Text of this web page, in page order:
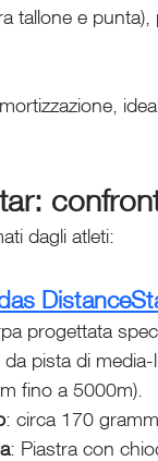
tallone e punta),
dagli atleti:
progettata
da pista di
fino a 5000m).
: circa 170
: Piastra con